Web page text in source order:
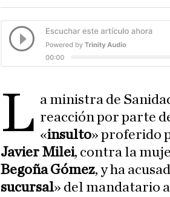
L a ministra de
reacción por parte
«insulto» proferido
Javier Milei, contra la
Begoña Gómez, y ha
sucursal» del mandatario